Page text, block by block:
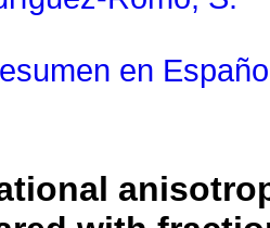
en